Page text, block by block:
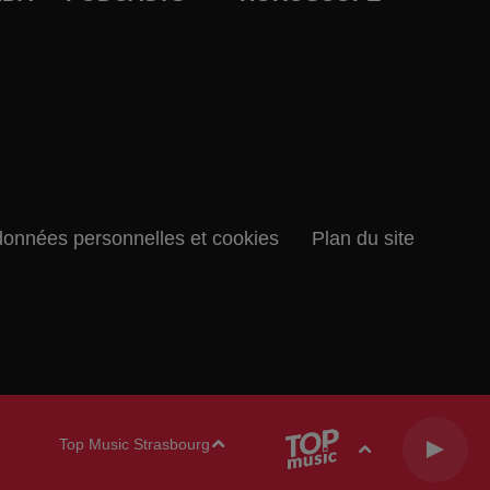
Top Music Strasbourg
personnelles et cookies Plan du site